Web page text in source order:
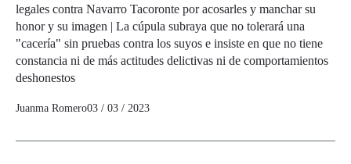
legales contra Navarro Tacoronte por acosarles y manchar su
honor y su imagen | La cúpula subraya que no tolerará una
"cacería" sin pruebas contra los suyos e insiste en que no tiene
constancia ni de más actitudes delictivas ni de comportamientos
deshonestos
Juanma Romero03 / 03 / 2023